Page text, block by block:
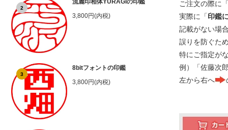
2
流麗印相体YURAGIの印鑑
3,800円(内税)
3
8bitフォントの印鑑
3,800円(内税)
ご注文の際に
実際に「印鑑
記載がない場
誤りを防ぐた
特にご指定が
例）「佐藤次
左から右へ